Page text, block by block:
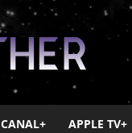
CANAL+ APPLE TV+